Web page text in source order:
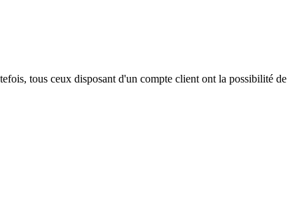
tous ceux disposant d'un compte client ont la possibilité de